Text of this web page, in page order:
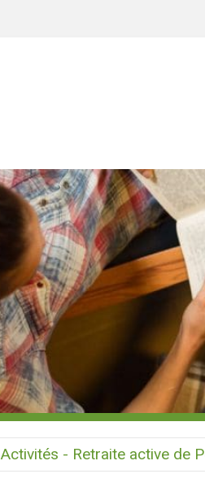
Activités - Retraite active de